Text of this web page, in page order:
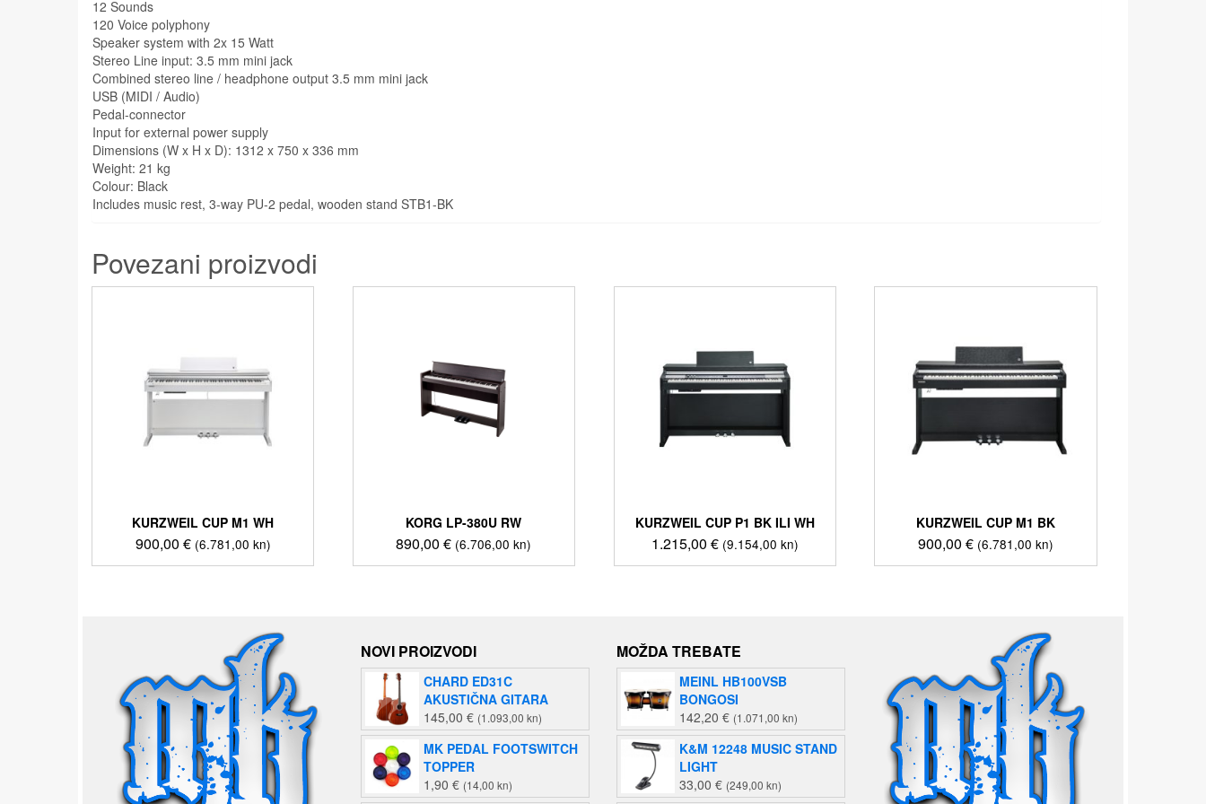
12 Sounds
120 Voice polyphony
Speaker system with 2x 15 Watt
Stereo Line input: 3.5 mm mini jack
Combined stereo line / headphone output 3.5 mm mini jack
USB (MIDI / Audio)
Pedal-connector
Input for external power supply
Dimensions (W x H x D): 1312 x 750 x 336 mm
Weight: 21 kg
Colour: Black
Includes music rest, 3-way PU-2 pedal, wooden stand STB1-BK
Povezani proizvodi
KURZWEIL CUP M1 WH
900,00 € (6.781,00 kn)
KORG LP-380U RW
890,00€ (6.706,00 kn)
KURZWEIL CUP P1 BK ILI WH
1.215,00 € (9.154,00 kn)
KURZWEIL CUP M1 BK
900,00 € (6.781,00 kn)
NOVI PROIZVODI
CHARD ED31C
AKUSTIČNA GITARA
145,00 € (1.093,00 kn)
MK PEDAL FOOTSWITCH
TOPPER
1,90 € (14,00 kn)
MOŽDA TREBATE
MEINL HB100VSB
BONGOSI
142,20 € (1.071,00 kn)
K&M 12248 MUSIC STAND
LIGHT
33,00 € (249,00 kn)